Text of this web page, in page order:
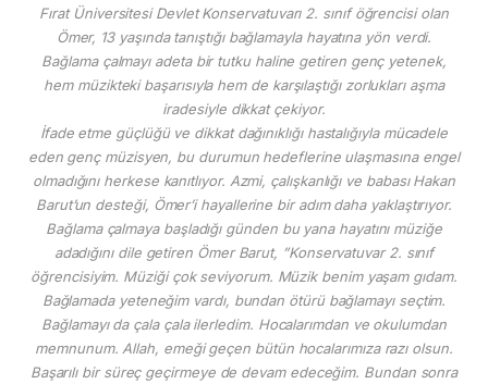
Fırat Üniversitesi Devlet Konservatuvarı 2. sınıf öğrencisi olan
Ömer, 13 yaşında tanıştığı bağlamayla hayatına yön verdi.
Bağlama çalmayı adeta bir tutku haline getiren genç yetenek,
hem müzikteki başarısıyla hem de karşılaştığı zorlukları aşma
iradesiyle dikkat çekiyor.
İfade etme güçlüğü ve dikkat dağınıklığı hastalığıyla mücadele
eden genç müzisyen, bu durumun hedeflerine ulaşmasına engel
olmadığını herkese kanıtlıyor. Azmi, çalışkanlığı ve babası Hakan
Barut’un desteği, Ömer’i hayallerine bir adım daha yaklaştırıyor.
Bağlama çalmaya başladığı günden bu yana hayatını müziğe
adadığını dile getiren Ömer Barut, ”Konservatuvar 2. sınıf
öğrencisiyim. Müziği çok seviyorum. Müzik benim yaşam gıdam.
Bağlamada yeteneğim vardı, bundan ötürü bağlamayı seçtim.
Bağlamayı da çala çala ilerledim. Hocalarımdan ve okulumdan
memnunum. Allah, emeği geçen bütün hocalarımıza razı olsun.
Başarılı bir süreç geçirmeye de devam edeceğim. Bundan sonra